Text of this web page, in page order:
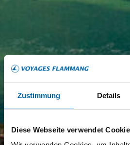
Zustimmung Details
Diese Webseite verwendet